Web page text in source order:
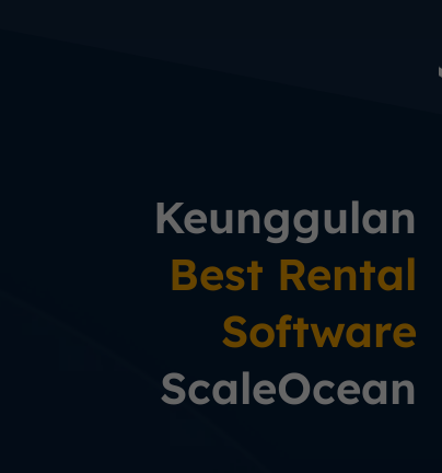
Keunggulan
Best Rental
Software
ScaleOcean